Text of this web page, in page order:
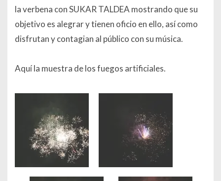
la verbena con SUKAR TALDEA mostrando que su
objetivo es alegrar y tienen oficio en ello, así como
disfrutan y contagian al público con su música.
Aquí la muestra de los fuegos artificiales.